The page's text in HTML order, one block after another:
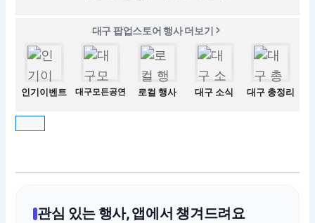
대구 팝업스토어 행사 더보기
인기이벤트 대구모든공연 로컬 행사 대구 소식 대구 총정리
관심 있는 행사, 앱에서 챙겨드려요